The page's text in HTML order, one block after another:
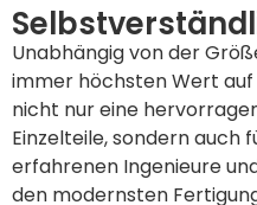
Unabhängig von der
immer höchsten Wert
nicht nur eine
Einzelteile, sondern auch
erfahrenen Ingenieure
den modernsten